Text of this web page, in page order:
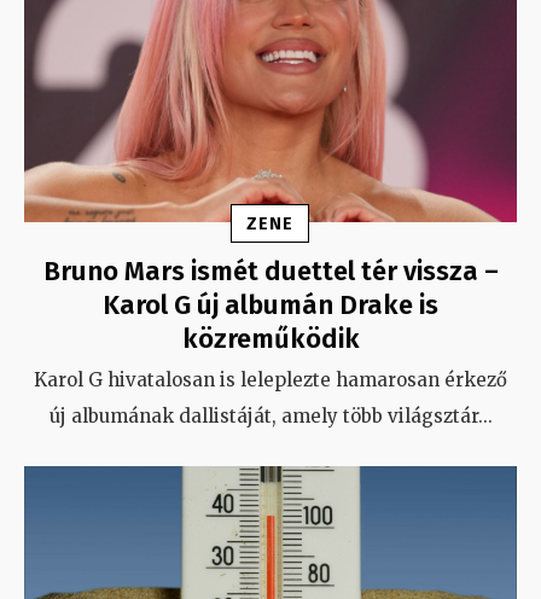
ZENE
Bruno Mars ismét duettel tér vissza –
Karol G új albumán Drake is
közreműködik
Karol G hivatalosan is leleplezte hamarosan érkező
új albumának dallistáját, amely több világsztár...